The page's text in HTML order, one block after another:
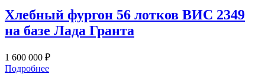
Хлебный фургон 56 лотков ВИС 2349
на базе Лада Гранта
1 600 000 ₽
Подробнее